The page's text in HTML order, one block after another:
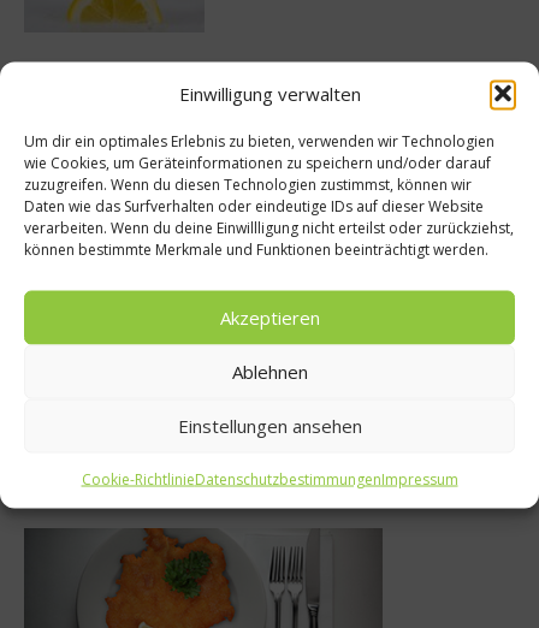
Einwilligung verwalten
Um dir ein optimales Erlebnis zu bieten, verwenden wir Technologien
wie Cookies, um Geräteinformationen zu speichern und/oder darauf
zuzugreifen. Wenn du diesen Technologien zustimmst, können wir
Daten wie das Surfverhalten oder eindeutige IDs auf dieser Website
verarbeiten. Wenn du deine Einwillligung nicht erteilst oder zurückziehst,
können bestimmte Merkmale und Funktionen beeinträchtigt werden.
Akzeptieren
Ablehnen
Einstellungen ansehen
Cookie-RichtlinieDatenschutzbestimmungenImpressum
dem
Schloss
Spitzenköche
Jock Zonfrillo
Was isst Deutschland